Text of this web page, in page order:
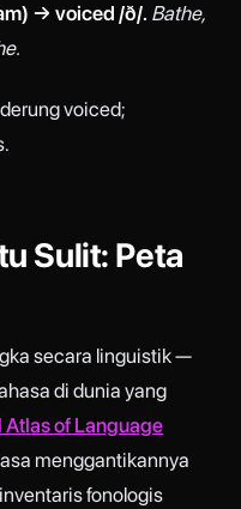
→ voiced /ð/. Bathe,
voiced;
Sulit: Peta
secara linguistik —
di dunia yang
Atlas of Language
menggantikannya
fonologis